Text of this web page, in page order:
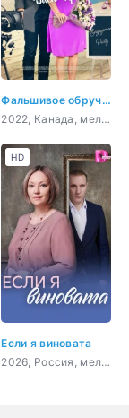
Фальшивое обручение
2022, Канада, мелодрама, комедия
Если я виновата
2026, Россия, мелодрама
HD